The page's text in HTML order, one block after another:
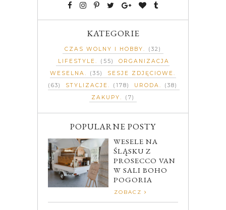
KATEGORIE
CZAS WOLNY I HOBBY
(32)
LIFESTYLE
(55)
ORGANIZACJA
WESELNA
(35)
SESJE ZDJĘCIOWE
(63)
STYLIZACJE (178) URODA
(38)
ZAKUPY
(7)
POPULARNE POSTY
WESELE NA
ŚLĄSKU Z
PROSECCO VAN
W SALI BOHO
POGORIA
ZOBACZ